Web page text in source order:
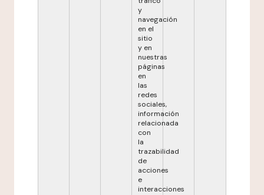
y
navegación
en el
sitio
y en
nuestras
páginas
en
las
redes
sociales,
información
relacionada
con
la
trazabilidad
de
acciones
e
interacciones